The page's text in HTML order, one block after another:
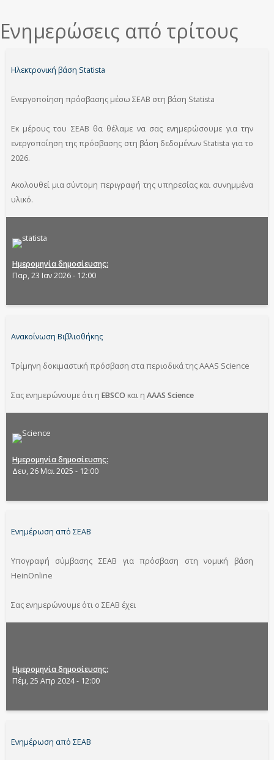
Ενημερώσεις από τρίτους
Ηλεκτρονική βάση Statista
Ενεργοποίηση πρόσβασης μέσω ΣΕΑΒ στη βάση Statista
Εκ μέρους του ΣΕΑΒ θα θέλαμε να σας ενημερώσουμε για την
ενεργοποίηση της πρόσβασης στη βάση δεδομένων Statista για το
2026.
Ακολουθεί μια σύντομη περιγραφή της υπηρεσίας και συνημμένα
υλικό.
Ημερομηνία δημοσίευσης
Παρ, 23 Ιαν 2026 - 12:00
Ανακοίνωση Βιβλιοθήκης
Τρίμηνη δοκιμαστική πρόσβαση στα περιοδικά της AAAS Science
Σας ενημερώνουμε ότι η EBSCO και η AAAS Science
Ημερομηνία δημοσίευσης
Δευ, 26 Μαι 2025 - 12:00
Ενημέρωση από ΣΕΑΒ
Υπογραφή σύμβασης ΣΕΑΒ για πρόσβαση στη νομική βάση
HeinOnline
Σας ενημερώνουμε ότι ο ΣΕΑΒ έχει
Ημερομηνία δημοσίευσης
Πέμ, 25 Απρ 2024 - 12:00
Ενημέρωση από ΣΕΑΒ